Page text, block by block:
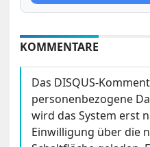
KOMMENTARE
Das DISQUS-
personenbezogene
wird das System erst
Einwilligung über die